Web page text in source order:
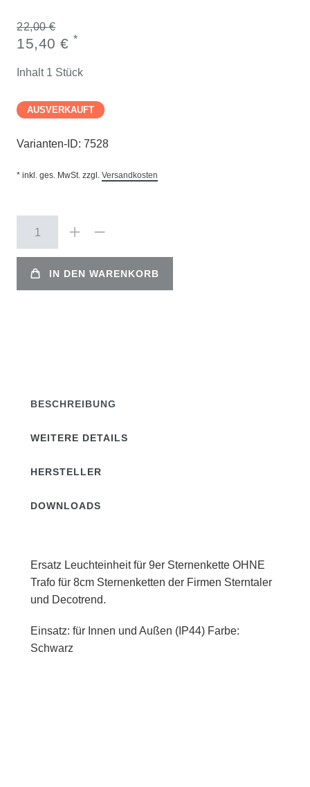
22,00 €
15,40 € *
Inhalt 1 Stück
AUSVERKAUFT
Varianten-ID: 7528
* inkl. ges. MwSt. zzgl. Versandkosten
IN DEN WARENKORB
BESCHREIBUNG
WEITERE DETAILS
HERSTELLER
DOWNLOADS
Ersatz Leuchteinheit für 9er Sternenkette OHNE
Trafo für 8cm Sternenketten der Firmen Sterntaler
und Decotrend.
Einsatz: für Innen und Außen (IP44) Farbe:
Schwarz